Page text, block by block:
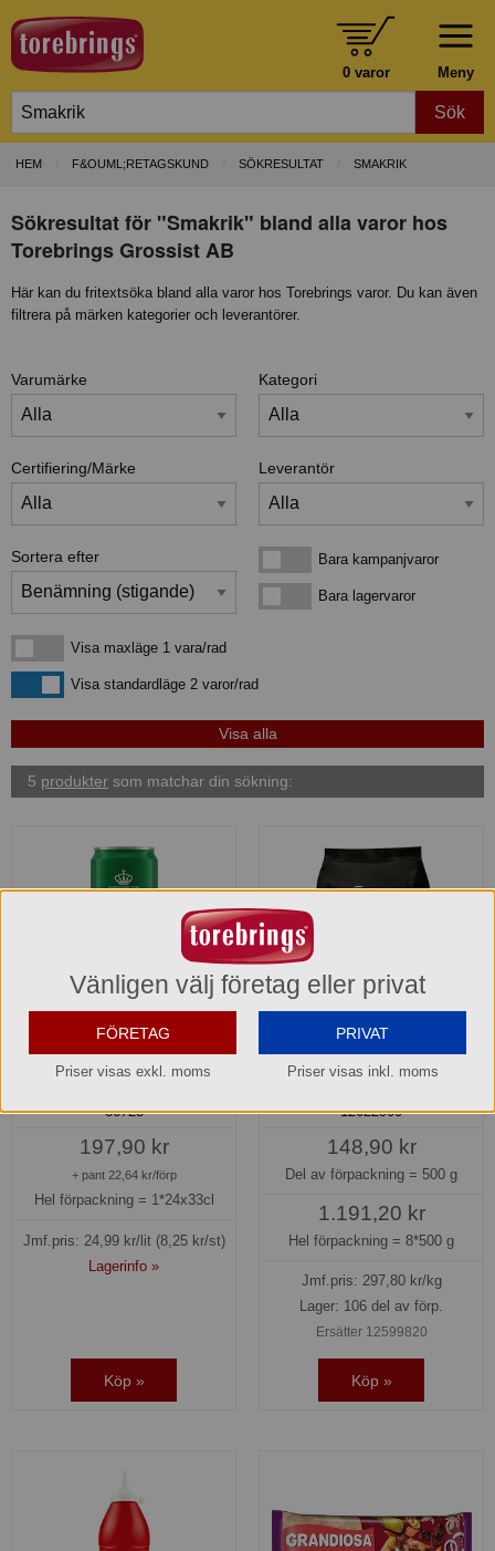
Meny
0 varor
Sök
HEM F&OUML;RETAGSKUND SÖKRESULTAT SMAKRIK
Sökresultat för "Smakrik" bland alla varor hos
Torebrings Grossist AB
Här kan du fritextsöka bland alla varor hos Torebrings varor. Du kan även
filtrera på märken kategorier och leverantörer.
Varumärke Kategori
Certifiering/Märke Leverantör
Sortera efter Bara kampanjvarorBara kampanjvaror
Bara lagervarorBara lagervaror
Visa maxläge 1 vara/rad
Visa maxläge 1 vara/rad
Visa standardlägeVisa standardläge 2 varor/rad
5 produkter som matchar din sökning:
Carlsberg Organic
Alkoholfri Öl 0,5% burk
36723
197,90 kr
+ pant 22,64 kr/förp
Hel förpackning = 1*24x33cl
Jmf.pris: 24,99kr/lit (8,25 kr/st)
Lagerinfo »
Köp »
Hela bönor mörk Blue Java
Zoégas
12622900
148,90 kr
Del av förpackning = 500 g
1.191,20 kr
Hel förpackning = 8*500 g
Jmf.pris: 297,80kr/kg
Lager: 106 del av förp.
Ersätter 12599820
Köp »
Vänligen välj företag eller privat
FÖRETAG
Priser visas exkl. moms
PRIVAT
Priser visas inkl. moms